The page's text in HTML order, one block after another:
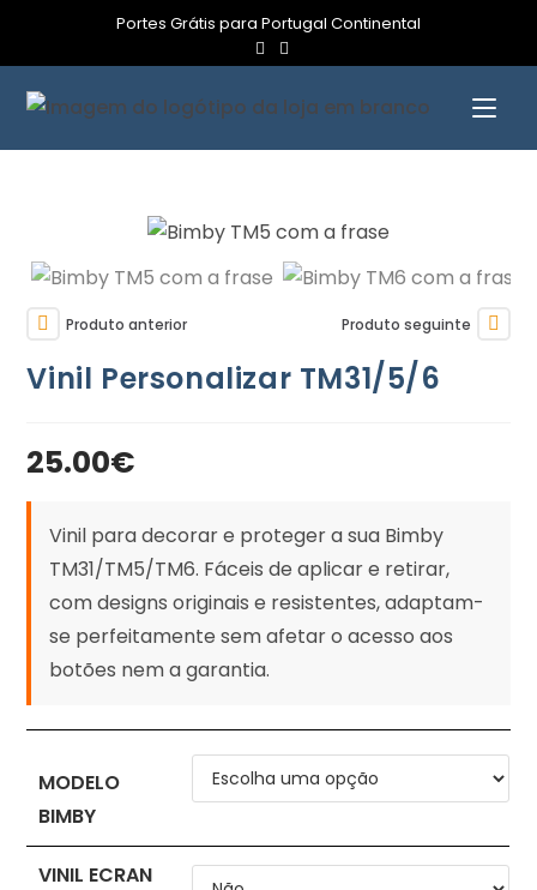
Portes Grátis para Portugal Continental
Produto anterior Produto seguinte
Vinil Personalizar TM31/5/6
25.00€
Vinil para decorar e proteger a sua Bimby
TM31/TM5/TM6. Fáceis de aplicar e retirar,
com designs originais e resistentes, adaptam-
se perfeitamente sem afetar o acesso aos
botões nem a garantia.
MODELO
BIMBY
VINIL ECRAN